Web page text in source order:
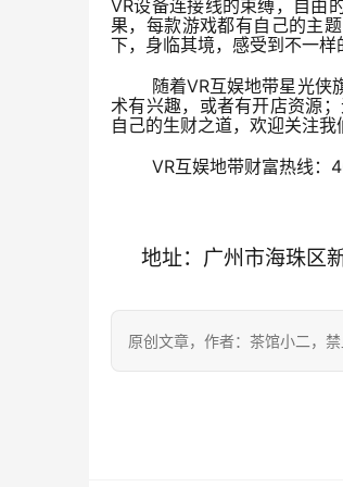
VR设备连接线的束缚，自由
果，每款游戏都有自己的主
下，身临其境，感受到不一样
随着VR互娱地带星光侠
术有兴趣，或者有开店资源
自己的生财之道，欢迎关注我
VR互娱地带财富热线：
地址：广州市海珠区
原创文章，作者：茶馆小二，